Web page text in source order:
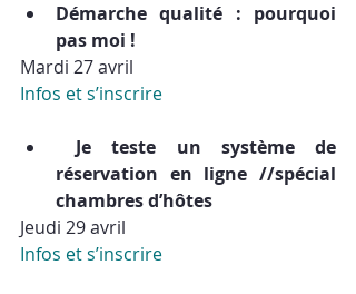
Démarche qualité : pourquoi
pas moi !
Mardi 27 avril
Infos et s’inscrire
Je teste un système de
réservation en ligne //spécial
chambres d’hôtes
Jeudi 29 avril
Infos et s’inscrire